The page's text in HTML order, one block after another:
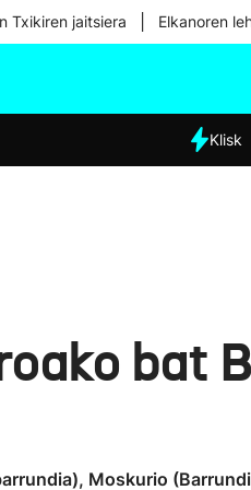
Txikiren jaitsiera Elkanoren
Eguraldia
Klisk
bat
Moskurio